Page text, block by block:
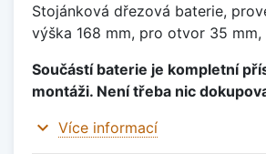
Stojánková dřezová baterie,
výška 168 mm, pro otvor 35 mm,
Součástí baterie je kompletní
montáži. Není třeba nic
expand_more Více informací